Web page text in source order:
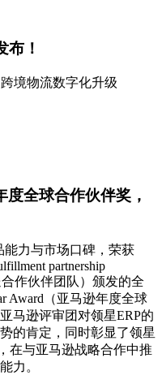
布！
境物流数字化升级
全球合作伙伴奖，
能力与市场口碑，荣获
partnership
作伙伴团队）颁发的全
Award（亚马逊年度全球
马逊评审团对领星ERP的
的肯定，同时彰显了领星
在与亚马逊战略合作中推
力。